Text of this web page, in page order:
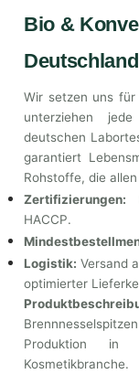
Bio &
Deutschland
Wir setzen uns für
unterziehen
deutschen
garantiert
Rohstoffe, die
Zertifizierungen:
HACCP.
Logistik: Versand
optimierter
Produktion in